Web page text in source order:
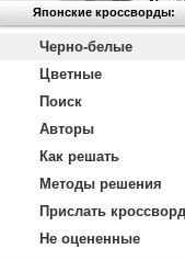
Японские кроссворды:
Черно-белые
Цветные
Поиск
Авторы
Как решать
Методы решения
Прислать кроссворд
Не оцененные